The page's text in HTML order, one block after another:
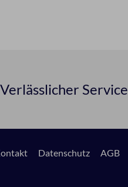
Verlässlicher Service
Datenschutz AGB